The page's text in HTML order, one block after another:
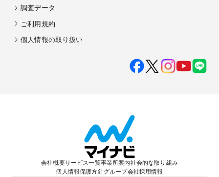
調査データ
ご利用規約
個人情報の取り扱い
会社概要サービス一覧事業所案内社会的な取り組み
個人情報保護方針グループ会社採用情報